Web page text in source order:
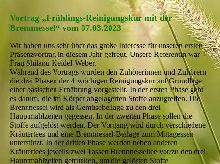
Vortrag „Frühlings-Reinigungskur mit der
Brennnessel“ vom 07.03.2023
Wir haben uns sehr über das große Interesse für unseren ersten
Präsenzvortrag in diesem Jahr gefreut. Unsere Referentin war
Frau Shilanu Keidel-Weber.
Während des Vortrags wurden den Zuhörerinnen und Zuhörern
die drei Phasen der 4-wöchigen Reinigungskur auf Grundlage
einer basischen Ernährung vorgestellt. In der ersten Phase geht
es darum, die im Körper abgelagerten Stoffe anzugreifen. Die
Brennnessel wird als Gemüsebeilage zu den drei
Hauptmahlzeiten gegessen. In der zweiten Phase sollen die
Stoffe aufgelöst werden. Der Vorgang wird durch verschiedene
Kräutertees und eine Brennnessel-Beilage zum Mittagessen
unterstützt. In der dritten Phase werden neben anderen
Kräutertees jeweils zwei Tassen Brennnesseltee vor/zu den drei
Hauptmahlzeiten getrunken, um die gelösten Stoffe